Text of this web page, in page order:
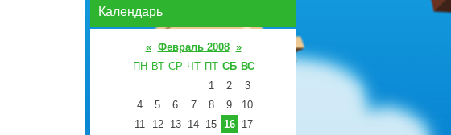
Календарь
« Февраль 2008 »
ПН ВТ СР ЧТ ПТ СБ ВС
1
2
3
4
5 6 7 8 9
10
11
12 13 14 15 16
17